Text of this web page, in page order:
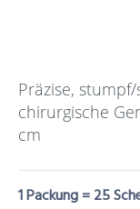
Präzise,
chirurgische
cm
1 Packung = 25